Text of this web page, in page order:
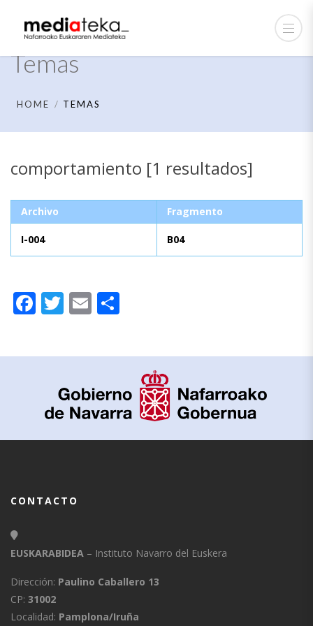
Temas
HOME TEMAS
comportamiento [1 resultados]
Archivo Fragmento
I-004 B04
Facebook
Twitter
Email
CONTACTO
EUSKARABIDEA – Instituto Navarro del Euskera
Dirección: Paulino Caballero 13
CP: 31002
Localidad: Pamplona/Iruña